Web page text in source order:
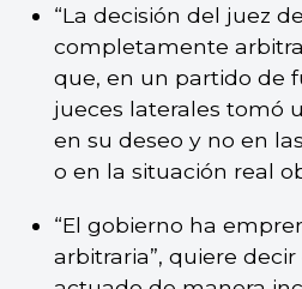
“La decisión del juez
completamente
que, en un partido de
jueces laterales tomó
en su deseo y no en
o en la situación real
“El gobierno ha
arbitraria”, quiere